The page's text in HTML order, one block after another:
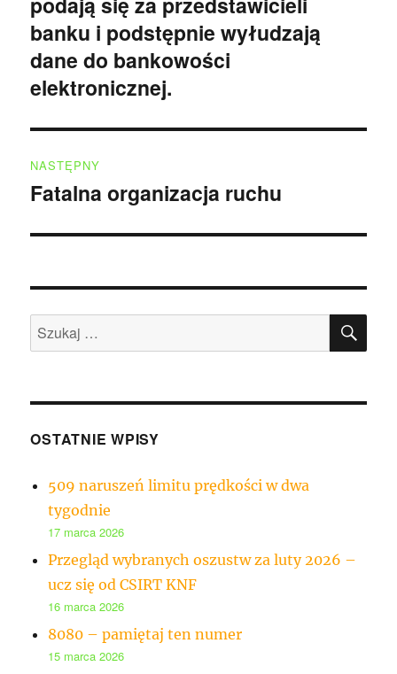
banku i podstępnie wyłudzają
dane do bankowości
elektronicznej.
NASTĘPNY
Następny
Fatalna organizacja ruchu
Szukaj:
OSTATNIE WPISY
509 naruszeń limitu prędkości w dwa
tygodnie
17 marca 2026
Przegląd wybranych oszustw za luty 2026 –
ucz się od CSIRT KNF
16 marca 2026
8080 – pamiętaj ten numer
15 marca 2026